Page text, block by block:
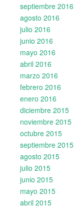
septiembre 2016
agosto 2016
julio 2016
junio 2016
mayo 2016
abril 2016
marzo 2016
febrero 2016
enero 2016
diciembre 2015
noviembre 2015
octubre 2015
septiembre 2015
agosto 2015
julio 2015
junio 2015
mayo 2015
abril 2015